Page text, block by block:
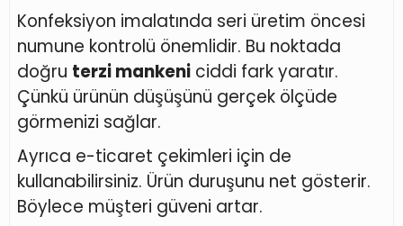
Konfeksiyon imalatında seri üretim öncesi
numune kontrolü önemlidir. Bu noktada
doğru terzi mankeni ciddi fark yaratır.
Çünkü ürünün düşüşünü gerçek ölçüde
görmenizi sağlar.
Ayrıca e-ticaret çekimleri için de
kullanabilirsiniz. Ürün duruşunu net gösterir.
Böylece müşteri güveni artar.